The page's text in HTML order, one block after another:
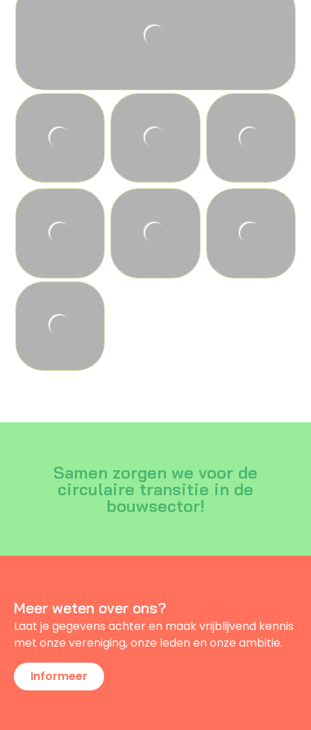
Samen zorgen we voor de
circulaire transitie in de
bouwsector!
Meer weten over ons?
Laat je gegevens achter en maak vrijblijvend kennis
met onze vereniging, onze leden en onze ambitie.
Informeer